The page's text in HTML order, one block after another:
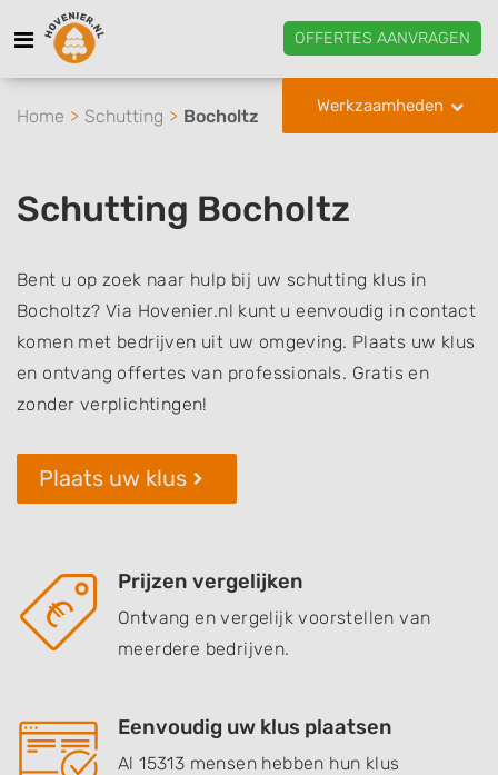
OFFERTES AANVRAGEN
Werkzaamheden
Home Schutting Bocholtz
Schutting Bocholtz
Bent u op zoek naar hulp bij uw schutting klus in
Bocholtz? Via Hovenier.nl kunt u eenvoudig in contact
komen met bedrijven uit uw omgeving. Plaats uw klus
en ontvang offertes van professionals. Gratis en
zonder verplichtingen!
Plaats uw klus
Prijzen vergelijken
Ontvang en vergelijk voorstellen van
meerdere bedrijven.
Eenvoudig uw klus plaatsen
Al 15313 mensen hebben hun klus